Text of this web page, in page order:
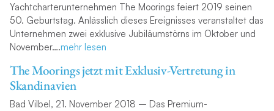
Yachtcharterunternehmen The Moorings feiert 2019 seinen
50. Geburtstag. Anlässlich dieses Ereignisses veranstaltet das
Unternehmen zwei exklusive Jubiläumstörns im Oktober und
November….mehr lesen
The Moorings jetzt mit Exklusiv-Vertretung in
Skandinavien
Bad Vilbel, 21. November 2018 – Das Premium-